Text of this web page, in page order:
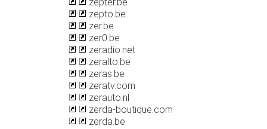
zepto.be
zer.be
zer0.be
zeradio.net
zeralto.be
zeras.be
zeratv.com
zerauto.nl
zerda-boutique.com
zerda.be